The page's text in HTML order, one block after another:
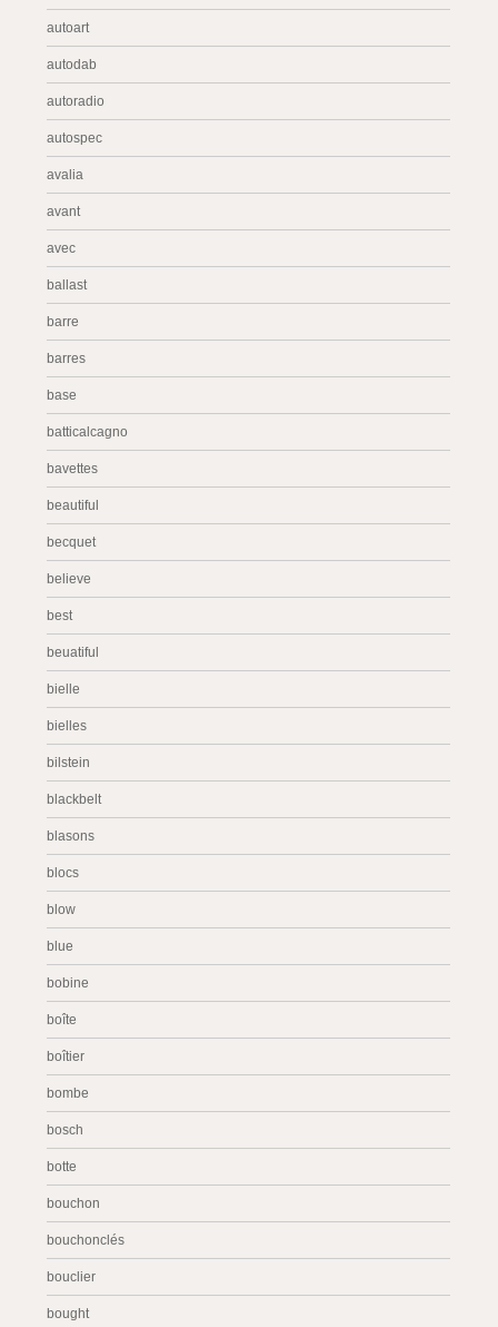
autoart
autodab
autoradio
autospec
avalia
avant
avec
ballast
barre
barres
base
batticalcagno
bavettes
beautiful
becquet
believe
best
beuatiful
bielle
bielles
bilstein
blackbelt
blasons
blocs
blow
blue
bobine
boîte
boîtier
bombe
bosch
botte
bouchon
bouchonclés
bouclier
bought